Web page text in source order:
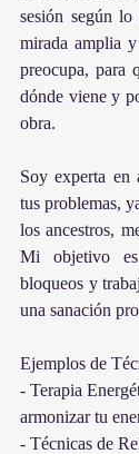
sesión según lo
mirada amplia
preocupa, para
dónde viene y
obra.
Soy experta en
tus problemas,
los ancestros,
Mi objetivo
bloqueos y
una sanación
Ejemplos de
- Terapia
armonizar tu
- Técnicas de